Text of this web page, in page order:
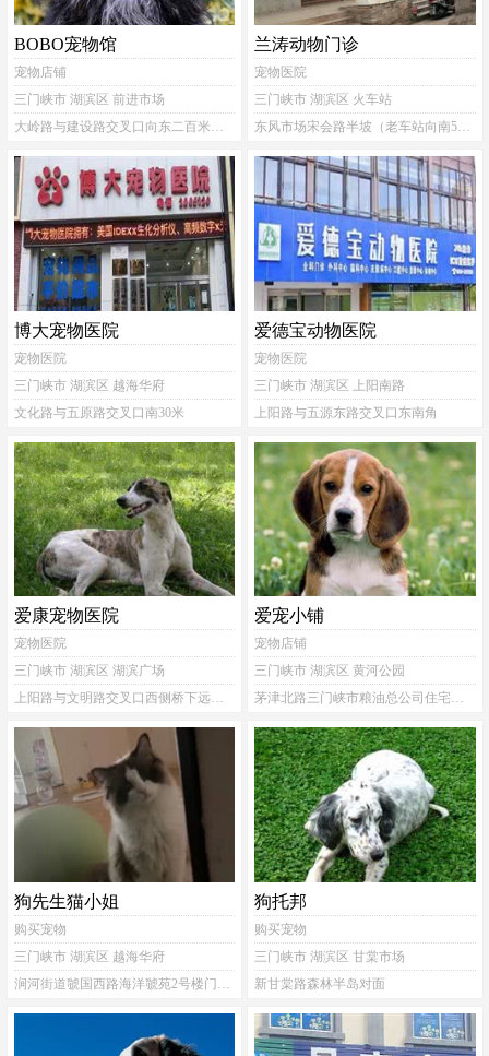
BOBO宠物馆
宠物店铺
三门峡市 湖滨区 前进市场
大岭路与建设路交叉口向东二百米左右路北(前进派出所)
兰涛动物门诊
宠物医院
三门峡市 湖滨区 火车站
东风市场宋会路半坡（老车站向南50米路东）
博大宠物医院
宠物医院
三门峡市 湖滨区 越海华府
文化路与五原路交叉口南30米
爱德宝动物医院
宠物医院
三门峡市 湖滨区 上阳南路
上阳路与五源东路交叉口东南角
爱康宠物医院
宠物医院
三门峡市 湖滨区 湖滨广场
上阳路与文明路交叉口西侧桥下远东小区
爱宠小铺
宠物店铺
三门峡市 湖滨区 黄河公园
茅津北路三门峡市粮油总公司住宅小区
狗先生猫小姐
购买宠物
三门峡市 湖滨区 越海华府
涧河街道虢国西路海洋虢苑2号楼门面7号
狗托邦
购买宠物
三门峡市 湖滨区 甘棠市场
新甘棠路森林半岛对面